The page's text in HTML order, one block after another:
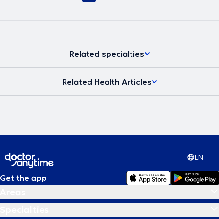
Related specialties
Related Health Articles
EN
Get the app